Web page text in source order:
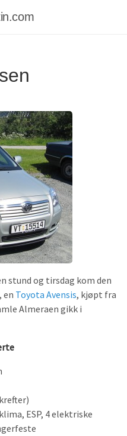
stund og tirsdag kom den
en Toyota Avensis, kjøpt fra
Almeraen gikk i
ESP, 4 elektriske